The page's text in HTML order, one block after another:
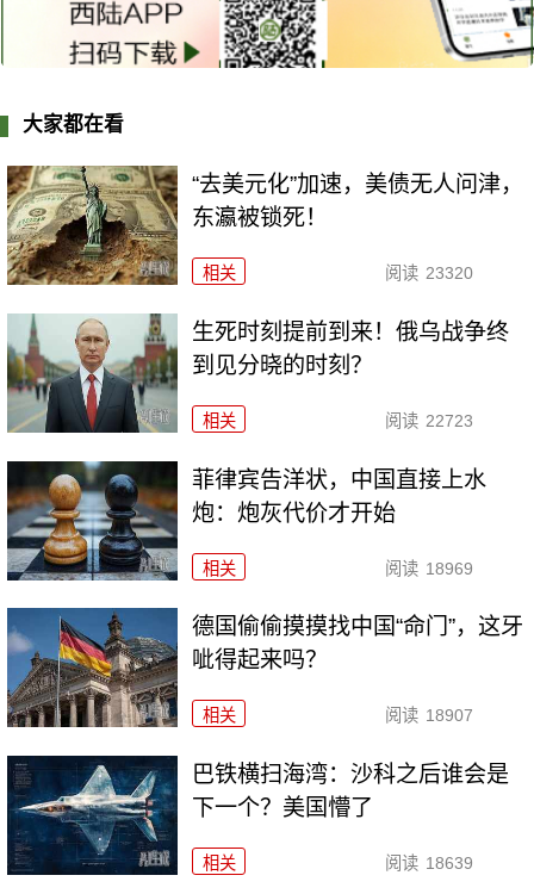
大家都在看
“去美元化”加速，美债无人问津，
东瀛被锁死！
相关 阅读 23320
生死时刻提前到来！俄乌战争终
到见分晓的时刻？
相关 阅读 22723
菲律宾告洋状，中国直接上水
炮：炮灰代价才开始
相关 阅读 18969
德国偷偷摸摸找中国“命门”，这牙
呲得起来吗？
相关 阅读 18907
巴铁横扫海湾：沙科之后谁会是
下一个？美国懵了
相关 阅读 18639